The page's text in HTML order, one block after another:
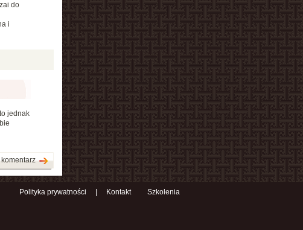
do
i
jednak
Polityka prywatności Kontakt Szkolenia